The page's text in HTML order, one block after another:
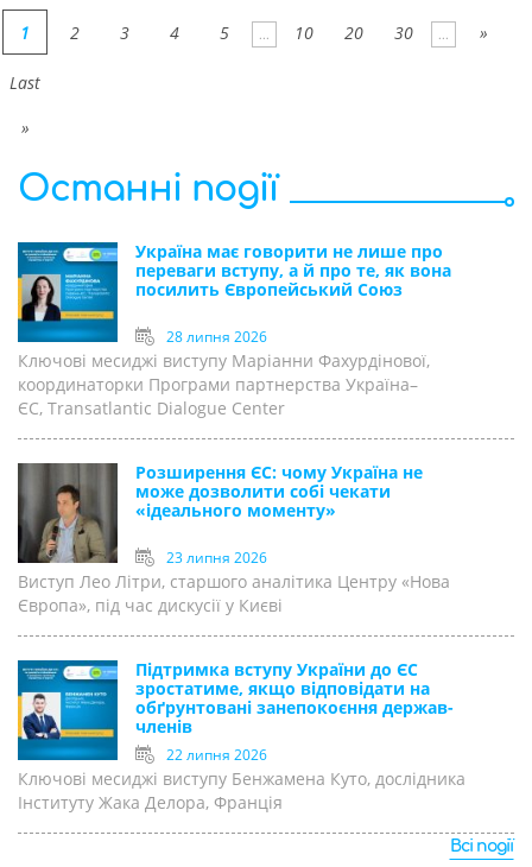
1 2 3 4 5 ... 10 20 30 ... »
Last
»
Останні події
Україна має говорити не лише про
переваги вступу, а й про те, як вона
посилить Європейський Союз
28 липня 2026
Ключові месиджі виступу Маріанни Фахурдінової,
координаторки Програми партнерства Україна–
ЄС, Transatlantic Dialogue Center
Розширення ЄС: чому Україна не
може дозволити собі чекати
«ідеального моменту»
23 липня 2026
Виступ Лео Літри, старшого аналітика Центру «Нова
Європа», під час дискусії у Києві
Підтримка вступу України до ЄС
зростатиме, якщо відповідати на
обґрунтовані занепокоєння держав-
членів
22 липня 2026
Ключові месиджі виступу Бенжамена Куто, дослідника
Інституту Жака Делора, Франція
Всі події